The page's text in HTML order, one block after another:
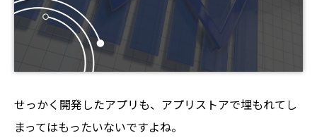
せっかく開発したアプリも、アプリストアで埋もれてし
まってはもったいないですよね。